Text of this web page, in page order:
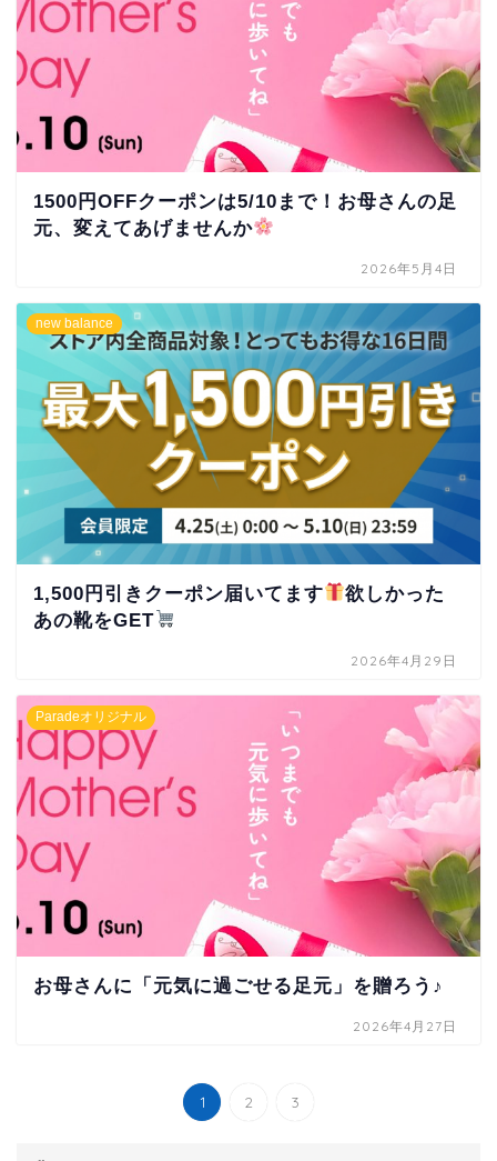
1500円OFFクーポンは5/10まで！お母さんの足
元、変えてあげませんか
2026年5月4日
new balance
1,500円引きクーポン届いてます
欲しかった
あの靴をGET
2026年4月29日
Paradeオリジナル
お母さんに「元気に過ごせる足元」を贈ろう♪
2026年4月27日
1 2 3